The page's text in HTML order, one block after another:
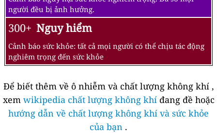
người đều bị ảnh hưởng.
300+ Nguy hiểm
Cảnh báo sức khỏe: tất cả mọi người có thể chịu tác động
nghiêm trọng đến sức khỏe
Để biết thêm về ô nhiễm và chất lượng không khí ,
xem wikipedia chất lượng không khíđang đề hoặc
hướng dẫn về chất lượng không khí và sức khỏe
của bạn .